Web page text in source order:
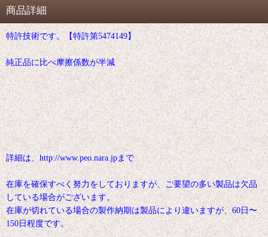
商品詳細
特許技術です。【特許第5474149】
純正品に比べ摩擦係数が半減
詳細は、http://www.peo.nara.jpまで
在庫を確保すべく努力をしておりますが、ご要望の多い製品は欠品
している場合がございます。
在庫が切れている場合の製作納期は製品により違いますが、60日〜
150日程度です。